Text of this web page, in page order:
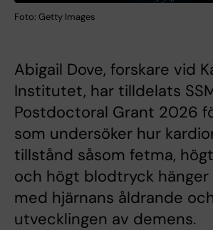
Foto: Getty Images
Abigail Dove, forskare vid
Institutet, har tilldelats
Postdoctoral Grant 2026
som undersöker hur
tillstånd såsom fetma,
och högt blodtryck hänger
med hjärnans åldrande
utvecklingen av demens.